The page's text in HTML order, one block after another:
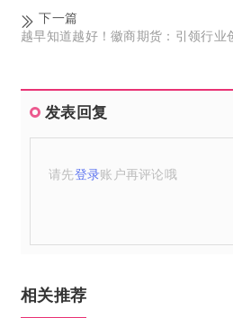
下一篇
越早知道越好！徽商期货：引领行业
发表回复
请先登录账户再评论哦
相关推荐